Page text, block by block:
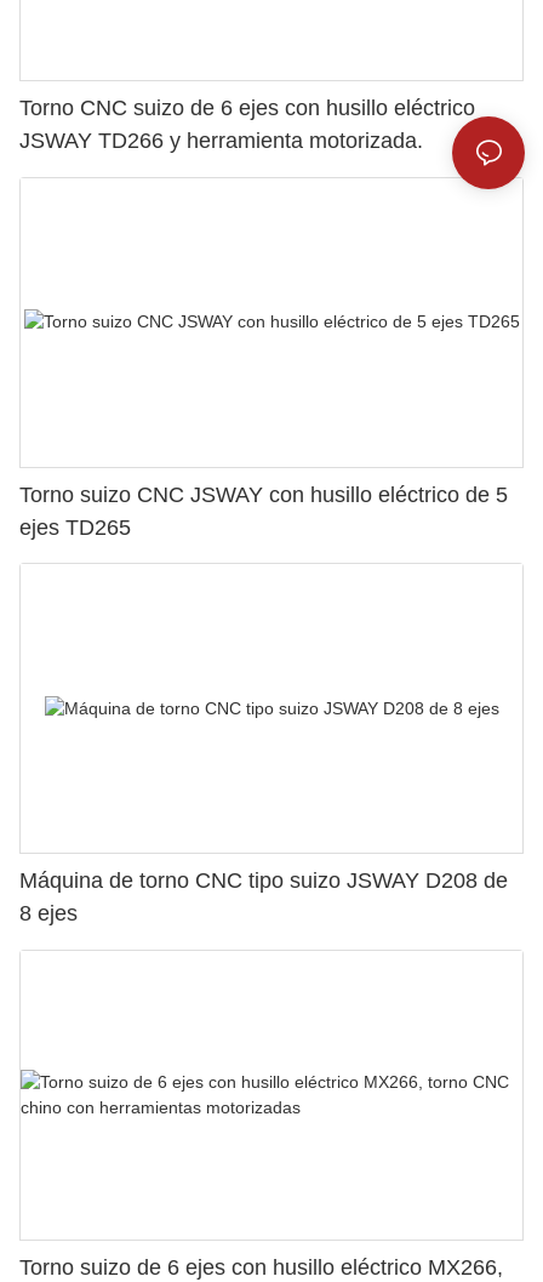
Torno CNC suizo de 6 ejes con husillo eléctrico
JSWAY TD266 y herramienta motorizada.
Torno suizo CNC JSWAY con husillo eléctrico de 5
ejes TD265
Máquina de torno CNC tipo suizo JSWAY D208 de
8 ejes
Torno suizo de 6 ejes con husillo eléctrico MX266,